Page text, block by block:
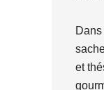
et